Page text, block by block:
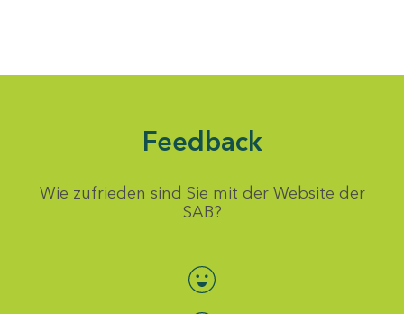
Feedback
Wie zufrieden sind Sie mit der Website der
SAB?
Bewertung auswählen